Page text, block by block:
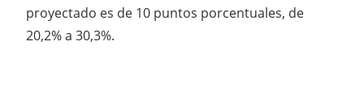
proyectado es de 10 puntos porcentuales, de
20,2% a 30,3%.